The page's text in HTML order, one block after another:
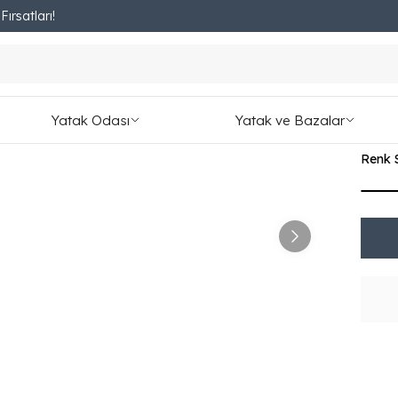
Yatak Odası Yatak ve Bazalar
Koltuk
Renk